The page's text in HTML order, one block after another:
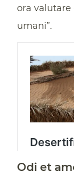
ora valutare
umani”.
Odi et